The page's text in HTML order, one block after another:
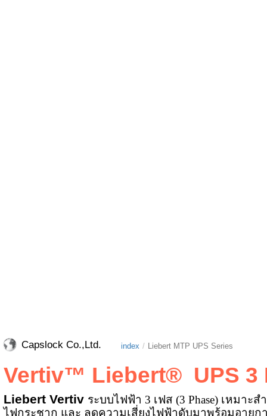
Capslock Co.,Ltd. index Liebert MTP UPS Series
Vertiv™ Liebert® UPS 3
Liebert Vertiv ระบบไฟฟ้า 3 เฟส (3 Phase) เหมา
ไฟกระชาก และ ลดความเสี่ยงไฟฟ้าดับมาพร้อมอายุก